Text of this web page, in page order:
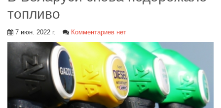
топливо
7 июн. 2022 г. Комментариев нет